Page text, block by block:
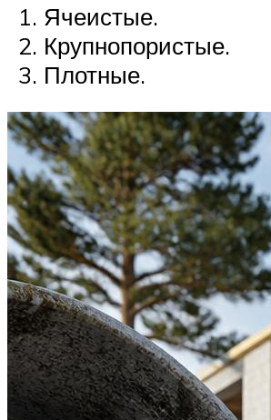
Ячеистые.
Крупнопористые.
Плотные.